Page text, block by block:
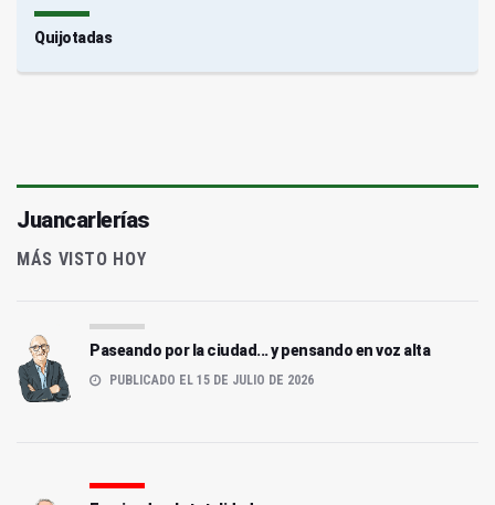
Quijotadas
Juancarlerías
MÁS VISTO HOY
Paseando por la ciudad... y pensando en voz alta
PUBLICADO EL 15 DE JULIO DE 2026